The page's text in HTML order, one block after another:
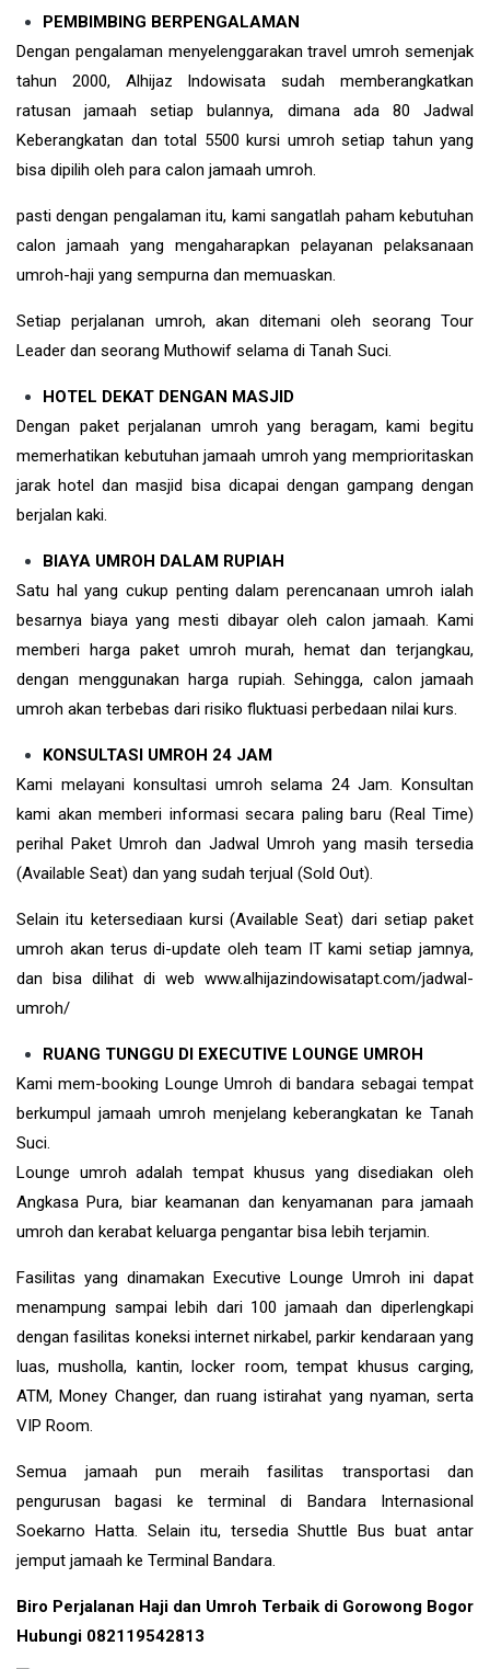
PEMBIMBING BERPENGALAMAN
Dengan pengalaman menyelenggarakan travel umroh semenjak
tahun 2000, Alhijaz Indowisata sudah memberangkatkan
ratusan jamaah setiap bulannya, dimana ada 80 Jadwal
Keberangkatan dan total 5500 kursi umroh setiap tahun yang
bisa dipilih oleh para calon jamaah umroh.
pasti dengan pengalaman itu, kami sangatlah paham kebutuhan
calon jamaah yang mengaharapkan pelayanan pelaksanaan
umroh-haji yang sempurna dan memuaskan.
Setiap perjalanan umroh, akan ditemani oleh seorang Tour
Leader dan seorang Muthowif selama di Tanah Suci.
HOTEL DEKAT DENGAN MASJID
Dengan paket perjalanan umroh yang beragam, kami begitu
memerhatikan kebutuhan jamaah umroh yang memprioritaskan
jarak hotel dan masjid bisa dicapai dengan gampang dengan
berjalan kaki.
BIAYA UMROH DALAM RUPIAH
Satu hal yang cukup penting dalam perencanaan umroh ialah
besarnya biaya yang mesti dibayar oleh calon jamaah. Kami
memberi harga paket umroh murah, hemat dan terjangkau,
dengan menggunakan harga rupiah. Sehingga, calon jamaah
umroh akan terbebas dari risiko fluktuasi perbedaan nilai kurs.
KONSULTASI UMROH 24 JAM
Kami melayani konsultasi umroh selama 24 Jam. Konsultan
kami akan memberi informasi secara paling baru (Real Time)
perihal Paket Umroh dan Jadwal Umroh yang masih tersedia
(Available Seat) dan yang sudah terjual (Sold Out).
Selain itu ketersediaan kursi (Available Seat) dari setiap paket
umroh akan terus di-update oleh team IT kami setiap jamnya,
dan bisa dilihat di web www.alhijazindowisatapt.com/jadwal-
umroh/
RUANG TUNGGU DI EXECUTIVE LOUNGE UMROH
Kami mem-booking Lounge Umroh di bandara sebagai tempat
berkumpul jamaah umroh menjelang keberangkatan ke Tanah
Suci.
Lounge umroh adalah tempat khusus yang disediakan oleh
Angkasa Pura, biar keamanan dan kenyamanan para jamaah
umroh dan kerabat keluarga pengantar bisa lebih terjamin.
Fasilitas yang dinamakan Executive Lounge Umroh ini dapat
menampung sampai lebih dari 100 jamaah dan diperlengkapi
dengan fasilitas koneksi internet nirkabel, parkir kendaraan yang
luas, musholla, kantin, locker room, tempat khusus carging,
ATM, Money Changer, dan ruang istirahat yang nyaman, serta
VIP Room.
Semua jamaah pun meraih fasilitas transportasi dan
pengurusan bagasi ke terminal di Bandara Internasional
Soekarno Hatta. Selain itu, tersedia Shuttle Bus buat antar
jemput jamaah ke Terminal Bandara.
Biro Perjalanan Haji dan Umroh Terbaik di Gorowong Bogor
Hubungi 082119542813